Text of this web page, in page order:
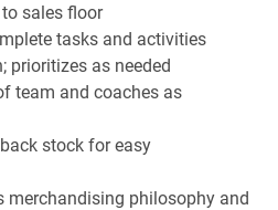
sales floor
tasks and activities
prioritizes as needed
team and coaches as
stock for easy
merchandising philosophy and